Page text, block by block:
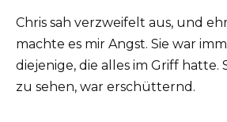
Chris sah verzweifelt aus, und
machte es mir Angst. Sie war
diejenige, die alles im Griff hatte.
zu sehen, war erschütternd.